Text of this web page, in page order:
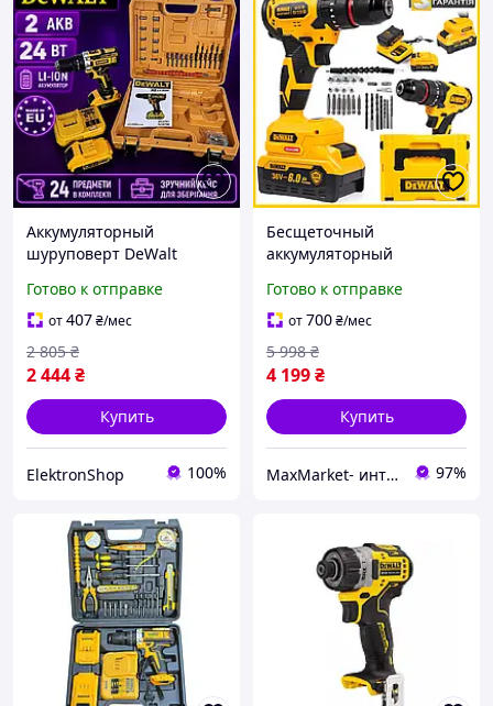
Аккумуляторный
шуруповерт DeWalt
набором инструментов
Ударная дрель-
шуруповерт для дома
Готово к отправке
от407₴/мес
2 444₴
2 805 ₴
Купить
ElektronShop 100%
Бесщеточный
аккумуляторный
DCD735P2T (36V, 6AH)
Ударный шуруповерт
Деволт с патроном 10 мм
с насадками mm
Готово к отправке
от700₴/мес
4 199₴
5 998 ₴
Купить
MaxMarket- интернет магазин товаров для дома 97%